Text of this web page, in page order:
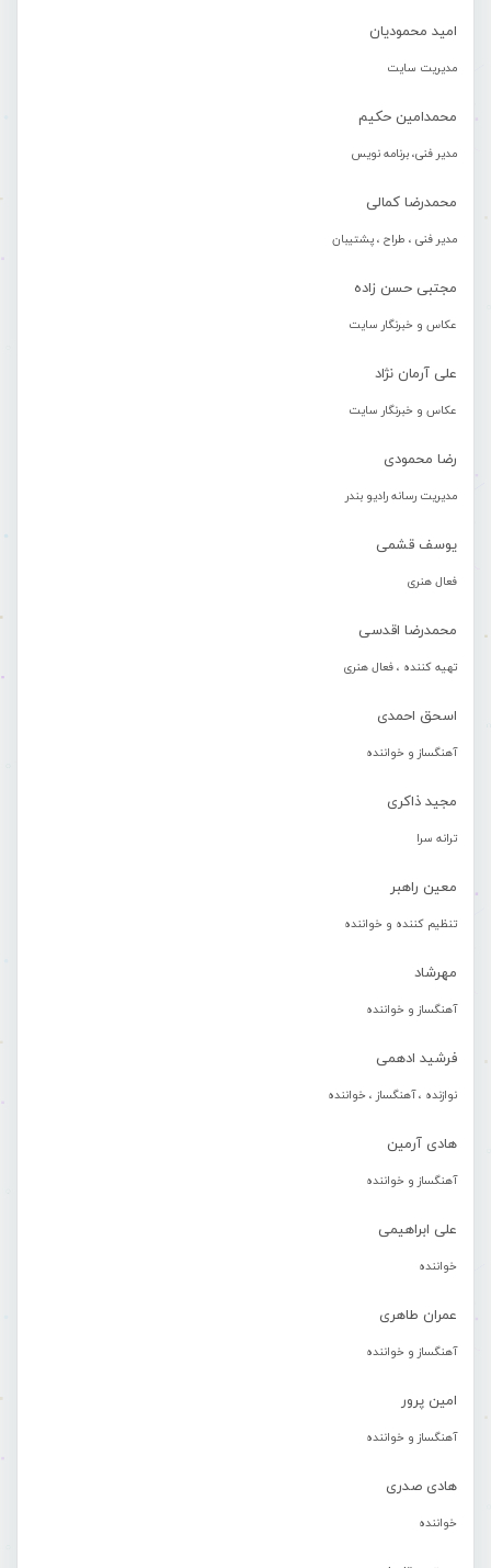
امید محمودیان
مدیریت سایت
محمدامین حکیم
مدیر فنی، برنامه نویس
محمدرضا کمالی
مدیر فنی ، طراح ، پشتیبان
مجتبی حسن زاده
عکاس و خبرنگار سایت
علی آرمان نژاد
عکاس و خبرنگار سایت
رضا محمودی
مدیریت رسانه رادیو بندر
یوسف قشمی
فعال هنری
محمدرضا اقدسی
تهیه کننده ، فعال هنری
اسحق احمدی
آهنگساز و خواننده
مجید ذاکری
ترانه سرا
معین راهبر
تنظیم کننده و خواننده
مهرشاد
آهنگساز و خواننده
فرشید ادهمی
نوازنده ، آهنگساز ، خواننده
هادی آرمین
آهنگساز و خواننده
علی ابراهیمی
خواننده
عمران طاهری
آهنگساز و خواننده
امین پرور
آهنگساز و خواننده
هادی صدری
خواننده